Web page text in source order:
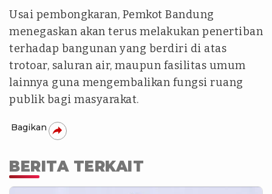
Usai pembongkaran, Pemkot Bandung
menegaskan akan terus melakukan penertiban
terhadap bangunan yang berdiri di atas
trotoar, saluran air, maupun fasilitas umum
lainnya guna mengembalikan fungsi ruang
publik bagi masyarakat.
Bagikan
BERITA TERKAIT